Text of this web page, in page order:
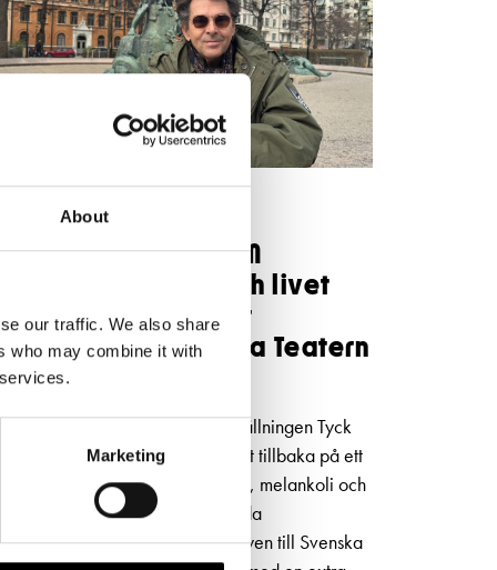
About
our traffic. We also share
who may combine it with
Marketing
5.5.2026
Strömstedt OM
kärleken, Finland och livet
låtarna inför
på Svenska Teatern
i höst
I den självbiografiska musikföreställningen Tyck
OM mig blickar Niklas Strömstedt tillbaka på ett
långt liv i rampljuset – med humor, melankoli och
oväntad öppenhet. Efter 80 utsålda
kommer succéshowen till Svenska